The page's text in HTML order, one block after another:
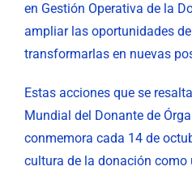
en Gestión Operativa de la
ampliar las oportunidades
transformarlas en nuevas
Estas acciones que se
Mundial del Donante de
conmemora cada 14 de
cultura de la donación